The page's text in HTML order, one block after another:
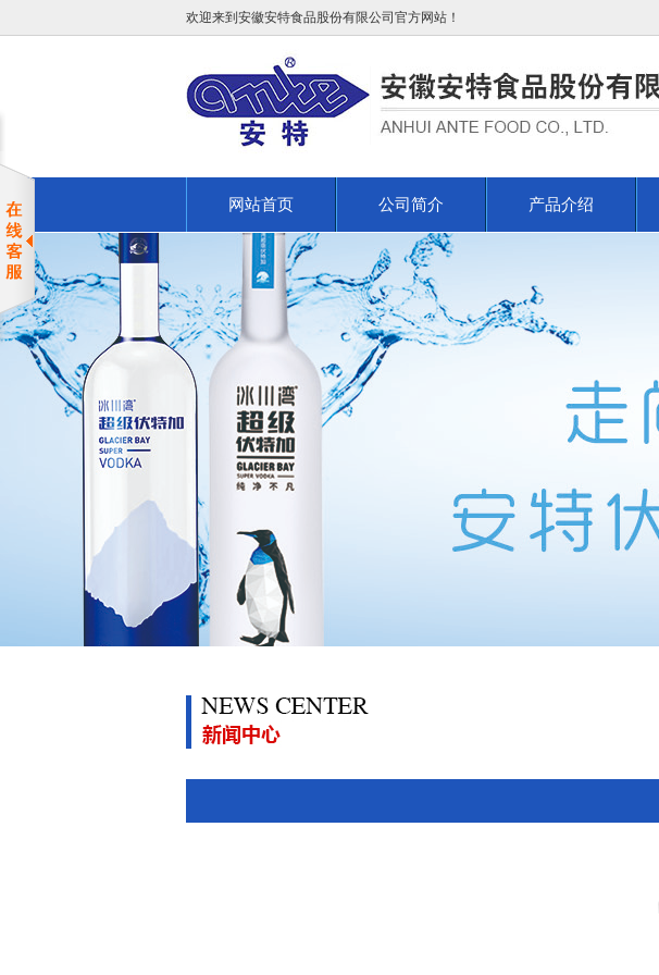
欢迎来到安徽安特食品股份有限公司官方网站！
网站首页 公司简介 产品介绍